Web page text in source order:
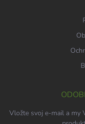
Vložte svoj e-mail a my